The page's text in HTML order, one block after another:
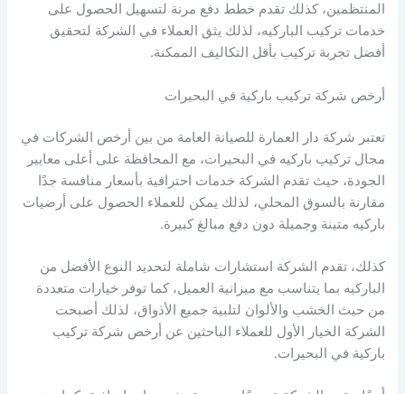
المنتظمين، كذلك تقدم خطط دفع مرنة لتسهيل الحصول على
خدمات تركيب الباركيه، لذلك يثق العملاء في الشركة لتحقيق
أفضل تجربة تركيب بأقل التكاليف الممكنة.
أرخص شركة تركيب باركية في البحيرات
تعتبر شركة دار العمارة للصيانة العامة من بين أرخص الشركات في
مجال تركيب باركيه في البحيرات، مع المحافظة على أعلى معايير
الجودة، حيث تقدم الشركة خدمات احترافية بأسعار منافسة جدًا
مقارنة بالسوق المحلي، لذلك يمكن للعملاء الحصول على أرضيات
باركيه متينة وجميلة دون دفع مبالغ كبيرة.
كذلك، تقدم الشركة استشارات شاملة لتحديد النوع الأفضل من
الباركيه بما يتناسب مع ميزانية العميل، كما توفر خيارات متعددة
من حيث الخشب والألوان لتلبية جميع الأذواق، لذلك أصبحت
الشركة الخيار الأول للعملاء الباحثين عن أرخص شركة تركيب
باركية في البحيرات.